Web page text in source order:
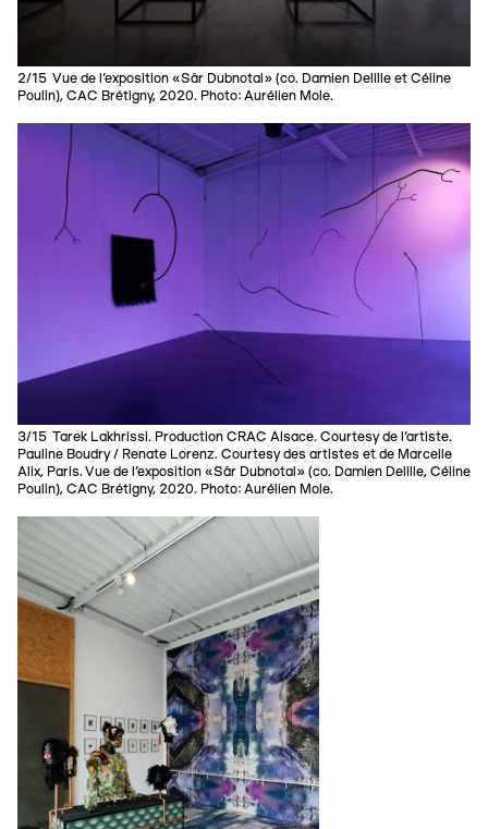
2/15 Vue de l’exposition «Sâr Dubnotal» (co. Damien Delille et Céline
Poulin), CAC Brétigny, 2020. Photo: Aurélien Mole.
3/15 Tarek Lakhrissi. Production CRAC Alsace. Courtesy de l’artiste.
Pauline Boudry / Renate Lorenz. Courtesy des artistes et de Marcelle
Alix, Paris. Vue de l’exposition «Sâr Dubnotal» (co. Damien Delille, Céline
Poulin), CAC Brétigny, 2020. Photo: Aurélien Mole.